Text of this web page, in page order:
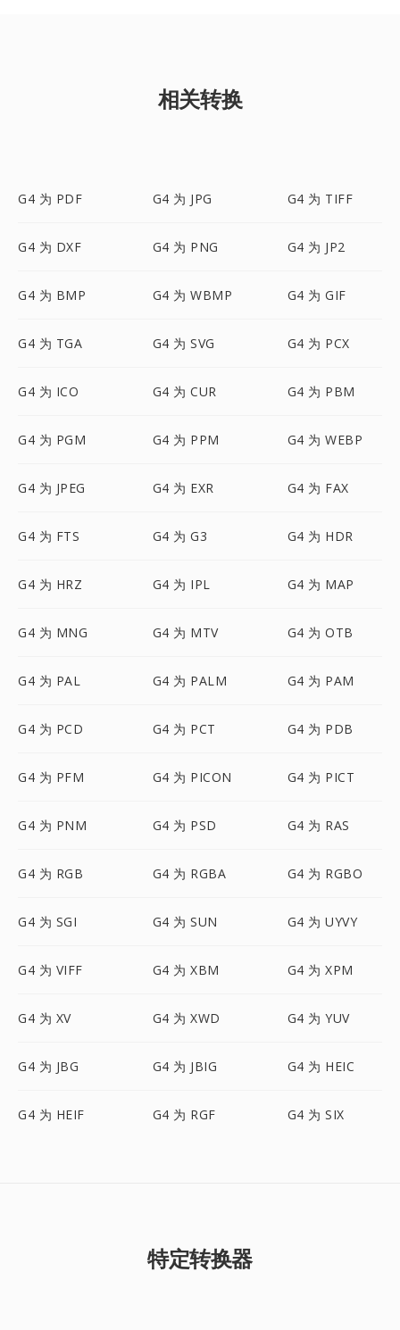
相关转换
G4 为 PDF G4 为 JPG G4 为 TIFF
G4 为 DXF G4 为 PNG G4 为 JP2
G4 为 BMP G4 为 WBMP G4 为 GIF
G4 为 TGA G4 为 SVG G4 为 PCX
G4 为 ICO G4 为 CUR G4 为 PBM
G4 为 PGM G4 为 PPM G4 为 WEBP
G4 为 JPEG G4 为 EXR G4 为 FAX
G4 为 FTS G4 为 G3 G4 为 HDR
G4 为 HRZ G4 为 IPL G4 为 MAP
G4 为 MNG G4 为 MTV G4 为 OTB
G4 为 PAL G4 为 PALM G4 为 PAM
G4 为 PCD G4 为 PCT G4 为 PDB
G4 为 PFM G4 为 PICON G4 为 PICT
G4 为 PNM G4 为 PSD G4 为 RAS
G4 为 RGB G4 为 RGBA G4 为 RGBO
G4 为 SGI G4 为 SUN G4 为 UYVY
G4 为 VIFF G4 为 XBM G4 为 XPM
G4 为 XV G4 为 XWD G4 为 YUV
G4 为 JBG G4 为 JBIG G4 为 HEIC
G4 为 HEIF G4 为 RGF G4 为 SIX
特定转换器